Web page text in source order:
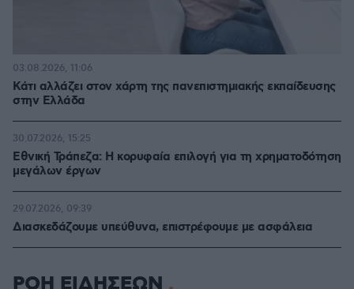
Κάτι αλλάζει στον χάρτη της πανεπιστημιακής εκπαίδευσης
στην Ελλάδα
03.08.2026, 11:06
Εθνική Τράπεζα: Η κορυφαία επιλογή για τη χρηματοδότηση
μεγάλων έργων
30.07.2026, 15:25
Διασκεδάζουμε υπεύθυνα, επιστρέφουμε με ασφάλεια
29.07.2026, 09:39